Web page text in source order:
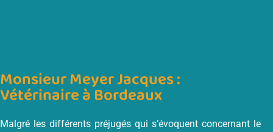
Monsieur Meyer Jacques :
Vétérinaire à Bordeaux
Malgré les différents préjugés qui s’évoquent concernant le